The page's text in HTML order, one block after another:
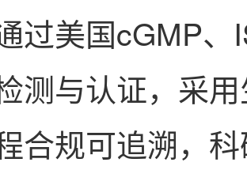
过美国cGMP
测与认证，采
合规可追溯，